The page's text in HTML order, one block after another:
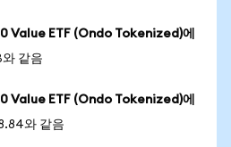
Value ETF (Ondo Tokenized)에
와 같음
Value ETF (Ondo Tokenized)에
와 같음